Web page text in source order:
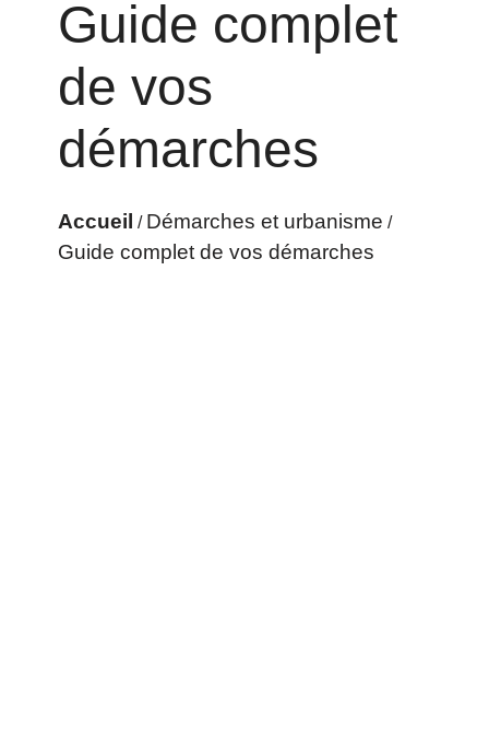
Guide complet
de vos
démarches
Accueil / Démarches et urbanisme /
Guide complet de vos démarches